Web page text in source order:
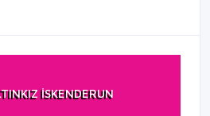
İSKENDERUN